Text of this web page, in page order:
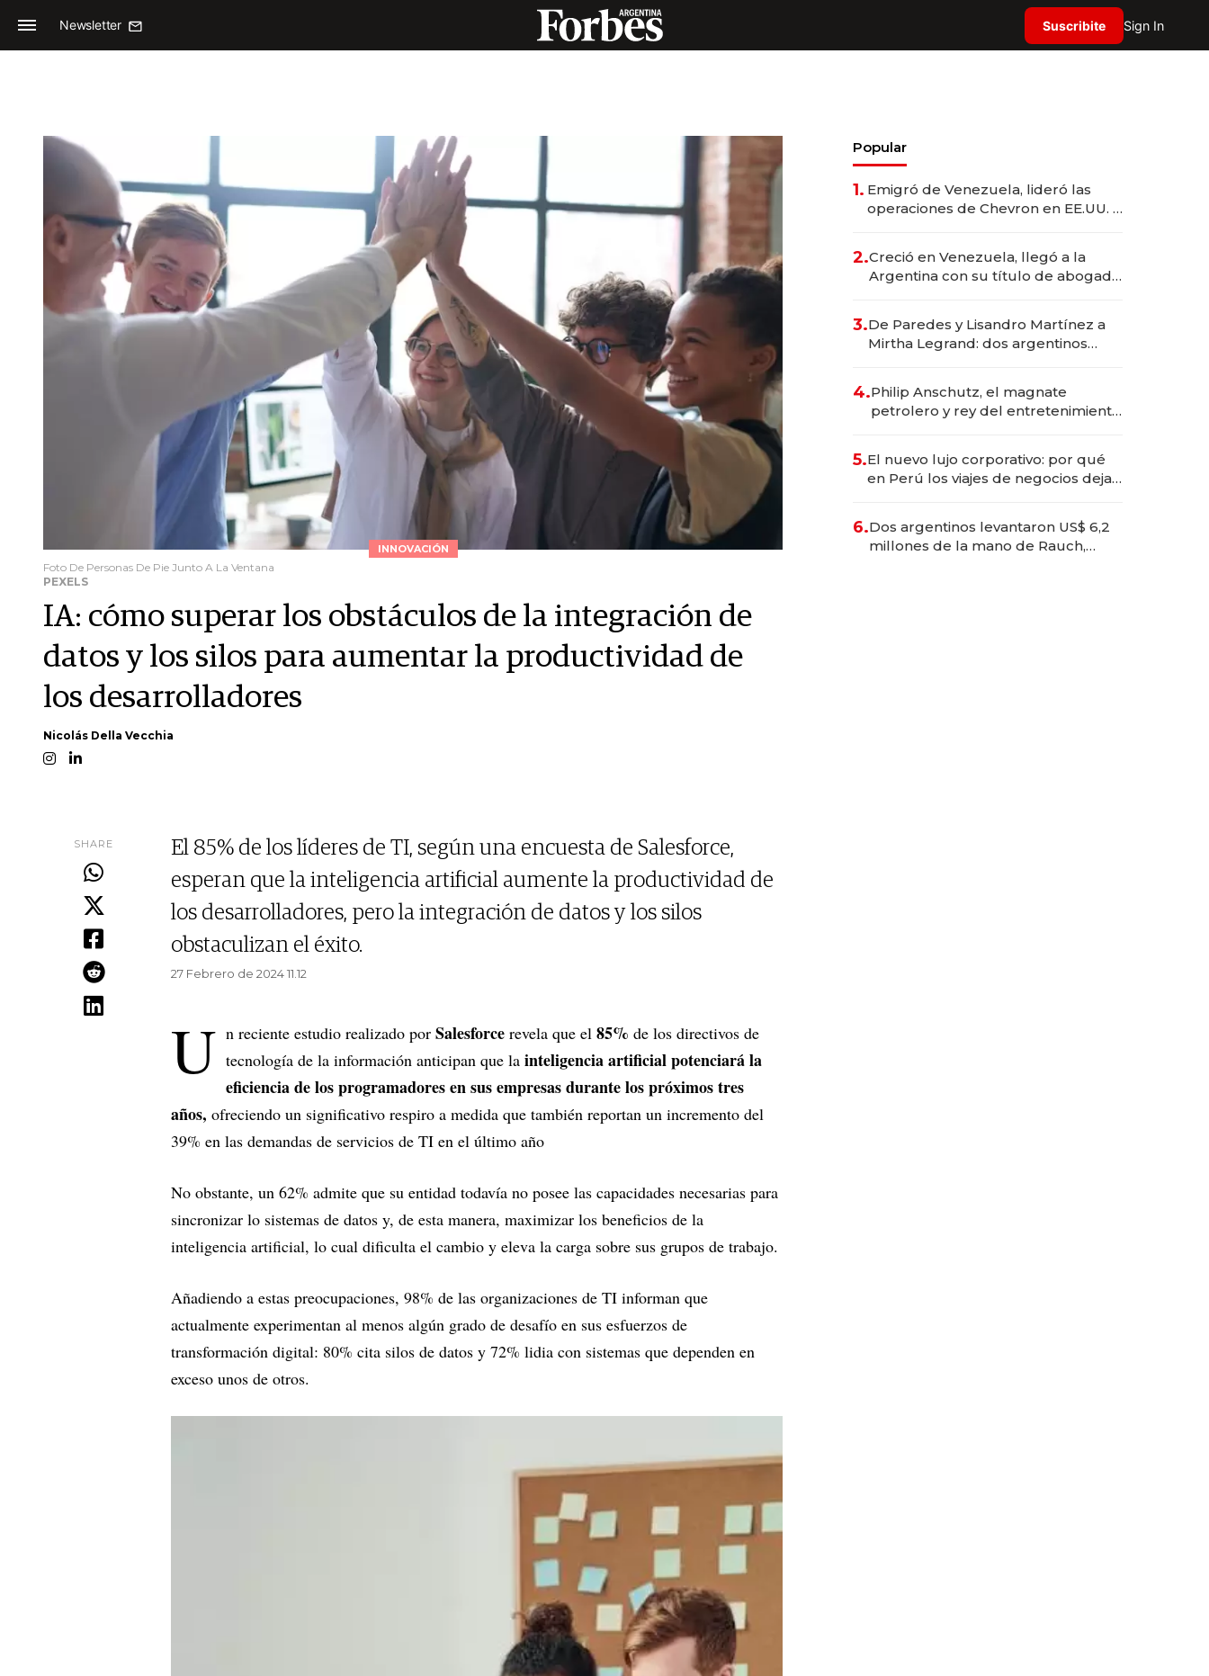
Newsletter Suscribite Sign In
INNOVACIÓN
Foto De Personas De Pie Junto A La Ventana
PEXELS
IA: cómo superar los obstáculos de la integración de
datos y los silos para aumentar la productividad de
los desarrolladores
Nicolás Della Vecchia
SHARE
El 85% de los líderes de TI, según una encuesta de Salesforce,
esperan que la inteligencia artificial aumente la productividad de
los desarrolladores, pero la integración de datos y los silos
obstaculizan el éxito.
27 Febrero de 2024 11.12
U n reciente estudio realizado por Salesforce revela que el 85% de los directivos de
tecnología de la información anticipan que la inteligencia artificial potenciará la
eficiencia de los programadores en sus empresas durante los próximos tres
años, ofreciendo un significativo respiro a medida que también reportan un incremento del
39% en las demandas de servicios de TI en el último año
No obstante, un 62% admite que su entidad todavía no posee las capacidades necesarias para
sincronizar lo sistemas de datos y, de esta manera, maximizar los beneficios de la
inteligencia artificial, lo cual dificulta el cambio y eleva la carga sobre sus grupos de trabajo.
Añadiendo a estas preocupaciones, 98% de las organizaciones de TI informan que
actualmente experimentan al menos algún grado de desafío en sus esfuerzos de
transformación digital: 80% cita silos de datos y 72% lidia con sistemas que dependen en
exceso unos de otros.
Popular
1. Emigró de Venezuela, lideró las
operaciones de Chevron en EE.UU. y
2.Creció en Venezuela, llegó a la
Argentina con su título de abogado
marcas "fast premium"
3.De Paredes y Lisandro Martínez a
Mirtha Legrand: dos argentinos
4.Philip Anschutz, el magnate
petrolero y rey del entretenimiento
5.El nuevo lujo corporativo: por qué
en Perú los viajes de negocios dejan
en experiencias transformadoras
6.Dos argentinos levantaron US$ 6,2
millones de la mano de Rauch,